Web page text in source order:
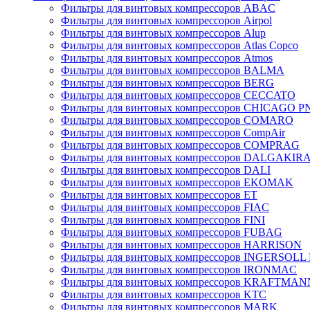
Фильтры для винтовых компрессоров ABAC
Фильтры для винтовых компрессоров Airpol
Фильтры для винтовых компрессоров Alup
Фильтры для винтовых компрессоров Atlas Copco
Фильтры для винтовых компрессоров Atmos
Фильтры для винтовых компрессоров BALMA
Фильтры для винтовых компрессоров BERG
Фильтры для винтовых компрессоров CECCATO
Фильтры для винтовых компрессоров CHICAGO
Фильтры для винтовых компрессоров COMARO
Фильтры для винтовых компрессоров CompAir
Фильтры для винтовых компрессоров COMPRAG
Фильтры для винтовых компрессоров
Фильтры для винтовых компрессоров DALI
Фильтры для винтовых компрессоров EKOMAK
Фильтры для винтовых компрессоров ET
Фильтры для винтовых компрессоров FIAC
Фильтры для винтовых компрессоров FINI
Фильтры для винтовых компрессоров FUBAG
Фильтры для винтовых компрессоров HARRISON
Фильтры для винтовых компрессоров
Фильтры для винтовых компрессоров IRONMAC
Фильтры для винтовых компрессоров
Фильтры для винтовых компрессоров KTC
Фильтры для винтовых компрессоров MARK